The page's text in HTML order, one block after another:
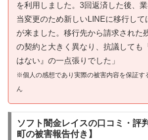
を利用しました。3回返済した後、
当変更のため新しいLINEに移行して
が来ました。移行先から請求された
の契約と大きく異なり、抗議しても
はない』の一点張りでした」
※個人の感想であり実際の被害内容を保証す
ん
ソフト闇金レイスの口コミ・評
町の被害報告付き】